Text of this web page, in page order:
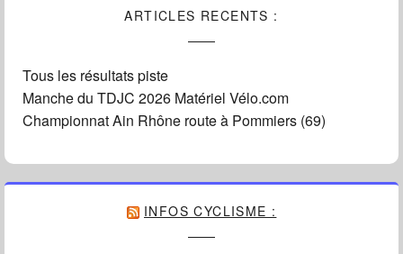
ARTICLES RECENTS :
Tous les résultats piste
Manche du TDJC 2026 Matériel Vélo.com
Championnat Ain Rhône route à Pommiers (69)
INFOS CYCLISME :